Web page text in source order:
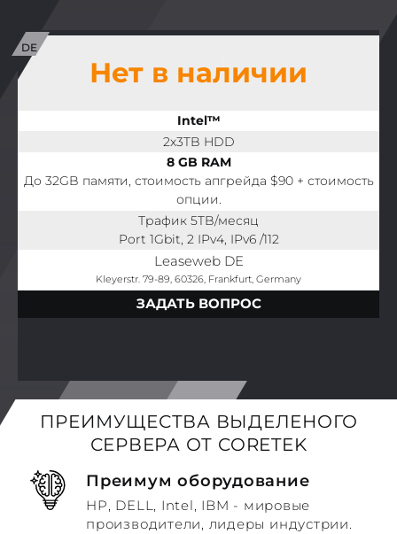
Нет в наличии
Intel™
2x3TB HDD
8 GB RAM
До 32GB памяти, стоимость апгрейда $90 + стоимость
опции.
Трафик 5TB/месяц
Port 1Gbit, 2 IPv4, IPv6 /112
Leaseweb DE
Kleyerstr. 79-89, 60326, Frankfurt, Germany
ЗАДАТЬ ВОПРОС
ПРЕИМУЩЕСТВА ВЫДЕЛЕНОГО
СЕРВЕРА ОТ CORETEK
Преимум оборудование
HP, DELL, Intel, IBM - мировые
производители, лидеры индустрии.